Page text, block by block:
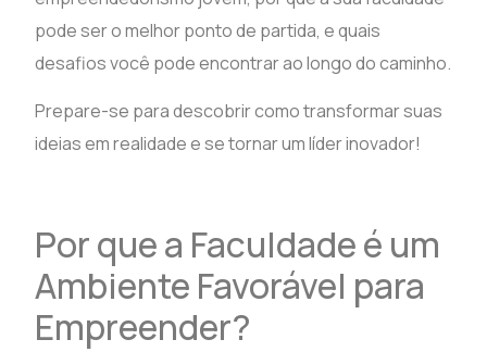
pode ser o melhor ponto de partida, e quais
desafios você pode encontrar ao longo do caminho.
Prepare-se para descobrir como transformar suas
ideias em realidade e se tornar um líder inovador!
Por que a Faculdade é um
Ambiente Favorável para
Empreender?